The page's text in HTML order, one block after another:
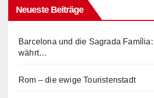
Neueste Beiträge
Barcelona und die Sagrada
währt…
Rom – die ewige Touristenstadt